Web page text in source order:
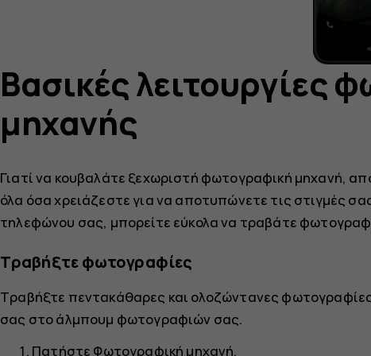
Βασικές λειτουργίες
μηχανής
Γιατί να κουβαλάτε ξεχωριστή φωτογραφική μηχανή,
όλα όσα χρειάζεστε για να αποτυπώνετε τις στιγμές
τηλεφώνου σας, μπορείτε εύκολα να τραβάτε
Τραβήξτε φωτογραφίες
Τραβήξτε πεντακάθαρες και ολοζώντανες
σας στο άλμπουμ φωτογραφιών σας.
Πατήστε Φωτογραφική μηχανή.